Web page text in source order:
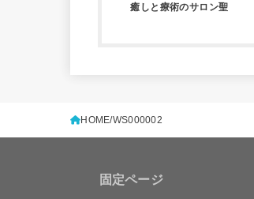
癒しと療術のサロン聖
HOME WS000002
固定ページ